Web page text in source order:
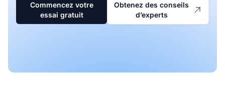
Commencez votre
essai gratuit
Obtenez des conseils
d’experts